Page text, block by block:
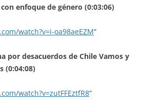
enfoque de género (0:03:06)
watch?v=i-oa98aeEZM”
por desacuerdos de Chile Vamos y
(0:04:08)
watch?v=zutFFEztfR8”